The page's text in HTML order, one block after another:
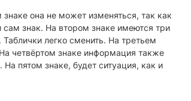
она не может изменяться, так как
знак. На втором знаке имеются три
легко сменить. На третьем
четвёртом знаке информация также
пятом знаке, будет ситуация, как и